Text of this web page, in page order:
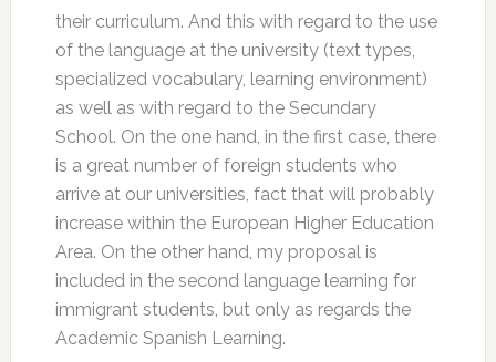
their curriculum. And this with regard to the use
of the language at the university (text types,
specialized vocabulary, learning environment)
as well as with regard to the Secundary
School. On the one hand, in the first case, there
is a great number of foreign students who
arrive at our universities, fact that will probably
increase within the European Higher Education
Area. On the other hand, my proposal is
included in the second language learning for
immigrant students, but only as regards the
Academic Spanish Learning.